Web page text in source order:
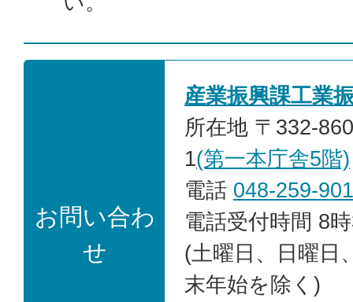
お問い合わ
せ
産業振興課工業
所在地 〒332-
1(第一本庁舎5階)
電話 048-259-
電話受付時間 8
(土曜日、日曜日
末年始を除く)